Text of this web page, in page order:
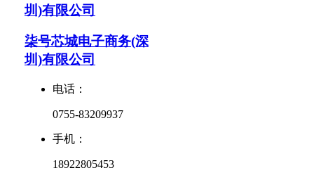
圳)有限公司
柒号芯城电子商务(深
圳)有限公司
电话：
0755-83209937
手机：
18922805453